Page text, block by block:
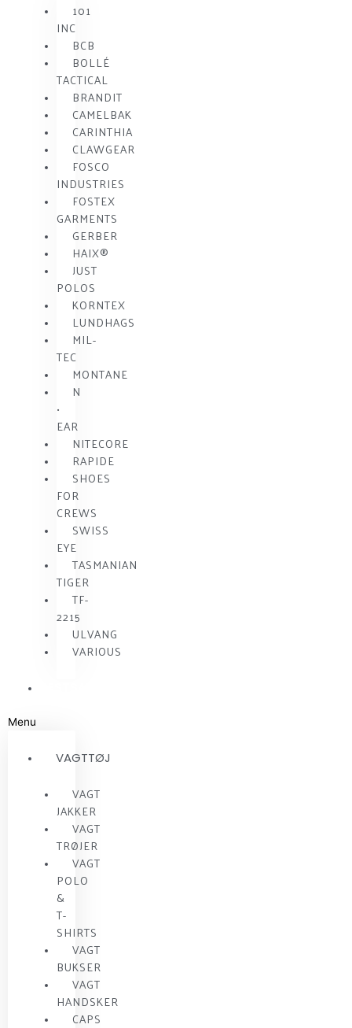
101
INC
BCB
BOLLÉ
TACTICAL
BRANDIT
CAMELBAK
CARINTHIA
CLAWGEAR
FOSCO
INDUSTRIES
FOSTEX
GARMENTS
GERBER
HAIX®
JUST
POLOS
KORNTEX
LUNDHAGS
MIL-
TEC
MONTANE
N
•
EAR
NITECORE
RAPIDE
SHOES
FOR
CREWS
SWISS
EYE
TASMANIAN
TIGER
TF-
2215
ULVANG
VARIOUS
Menu
VAGTTØJ
VAGT
JAKKER
VAGT
TRØJER
VAGT
POLO
&
T-
SHIRTS
VAGT
BUKSER
VAGT
HANDSKER
CAPS